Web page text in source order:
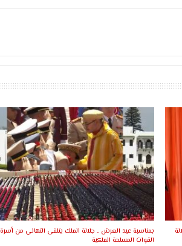
بمناسبة عيد العرش .. جلالة الملك يتلقى التهاني من أسرة
القوات المسلحة الملكية